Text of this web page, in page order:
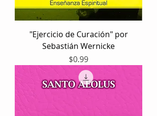
"Ejercicio de Curación" por
Sebastián Wernicke
Precio
$0.99